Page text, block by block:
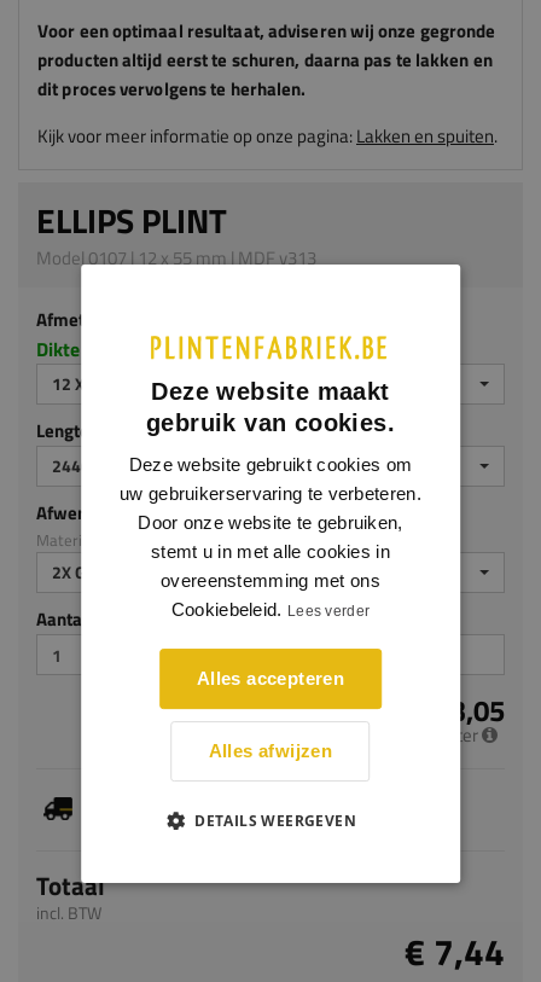
Voor een optimaal resultaat, adviserenwijonze gegronde
producten altijd eerst te schuren, daarna pas te lakken en
dit proces vervolgens te herhalen.
Kijk voor meer informatie op onze pagina:Lakken en spuiten.
ELLIPS PLINT
Model 0107 | 12 x 55 mm | MDF v313
Afmeting
Dikte x hoogte in millimeters
12 X 55 MM
Lengte (mm)
2440 MM
Afwerking
Materiaal: MDF v313
2X GEGROND
Aantal stuks
€ 3,05
per meter
bedraagt 1-3 werkdagen
Totaal
incl. BTW
€ 7,44
Deze website maakt
gebruik van cookies.
Deze website gebruikt cookies om
uw gebruikerservaring te verbeteren.
Door onze website te gebruiken,
stemt u in met alle cookies in
overeenstemming met ons
Cookiebeleid. Lees verder
Alles accepteren
Alles afwijzen
DETAILS WEERGEVEN